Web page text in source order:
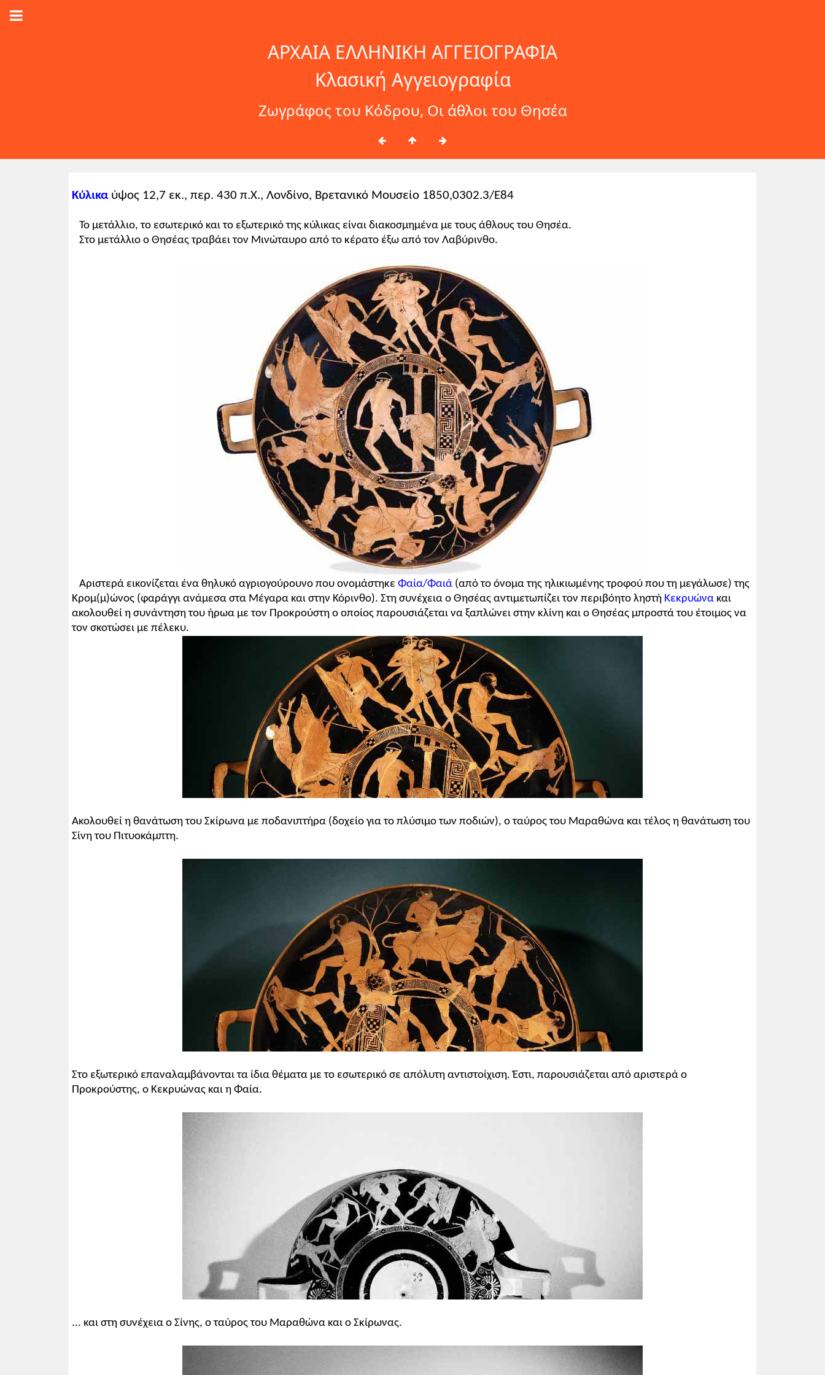
ΑΡΧΑΙΑ ΕΛΛΗΝΙΚΗ ΑΓΓΕΙΟΓΡΑΦΙΑ
Κλασική Αγγειογραφία
Ζωγράφος του Κόδρου, Οι άθλοι του Θησέα
Κύλικαύψος 12,7 εκ., περ. 430 π.Χ., Λονδίνο, Βρετανικό Μουσείο 1850,0302.3/E84
Το μετάλλιο, το εσωτερικό και το εξωτερικό της κύλικας είναι διακοσμημένα με τους άθλους του Θησέα.
Στο μετάλλιο ο Θησέας τραβάει τον Μινώταυρο από το κέρατο έξω από τον Λαβύρινθο.
Αριστερά εικονίζεται ένα θηλυκό αγριογούρουνο που ονομάστηκε Φαία/Φαιά(από το όνομα της ηλικιωμένης τροφού που τη μεγάλωσε) της
Κρομ(μ)ώνος (φαράγγι ανάμεσα στα Μέγαρα και στην Κόρινθο). Στη συνέχεια ο Θησέας αντιμετωπίζει τον περιβόητο ληστή Κεκρυώνακαι
ακολουθεί η συνάντηση του ήρωα με τον Προκρούστη ο οποίος παρουσιάζεται να ξαπλώνει στην κλίνη και ο Θησέας μπροστά του έτοιμος να
τον σκοτώσει με πέλεκυ.
Ακολουθεί η θανάτωση του Σκίρωνα με ποδανιπτήρα (δοχείο για το πλύσιμο των ποδιών), ο ταύρος του Μαραθώνα και τέλος η θανάτωση του
Σίνη του Πιτυοκάμπτη.
Στο εξωτερικό επαναλαμβάνονται τα ίδια θέματα με το εσωτερικό σε απόλυτη αντιστοίχιση. Έστι, παρουσιάζεται από αριστερά ο
Προκρούστης, ο Κεκρυώνας και η Φαία.
... και στη συνέχεια ο Σίνης, ο ταύρος του Μαραθώνα και ο Σκίρωνας.